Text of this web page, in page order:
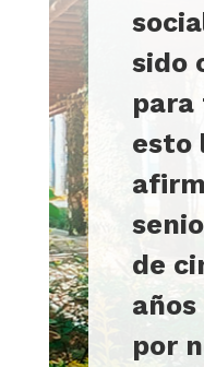
sido
para
esto
de
por